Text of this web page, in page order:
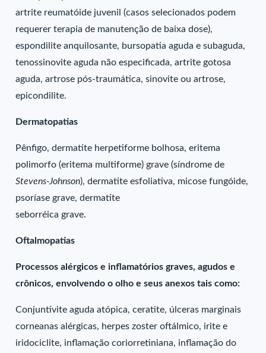
artrite reumatóide juvenil (casos selecionados podem
requerer terapia de manutenção de baixa dose),
espondilite anquilosante, bursopatia aguda e subaguda,
tenossinovite aguda não especificada, artrite gotosa
aguda, artrose pós-traumática, sinovite ou artrose,
epicondilite.
Dermatopatias
Pênfigo, dermatite herpetiforme bolhosa, eritema
polimorfo (eritema multiforme) grave (síndrome de
Stevens-Johnson), dermatite esfoliativa, micose fungóide,
psoríase grave, dermatite
seborréica grave.
Oftalmopatias
Processos alérgicos e inflamatórios graves, agudos e
crônicos, envolvendo o olho e seus anexos tais como:
Conjuntivite aguda atópica, ceratite, úlceras marginais
corneanas alérgicas, herpes zoster oftálmico, irite e
iridociclite, inflamação coriorretiniana, inflamação do